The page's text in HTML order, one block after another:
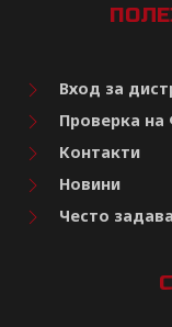
Вход за
Проверка
Контакти
Новини
Често